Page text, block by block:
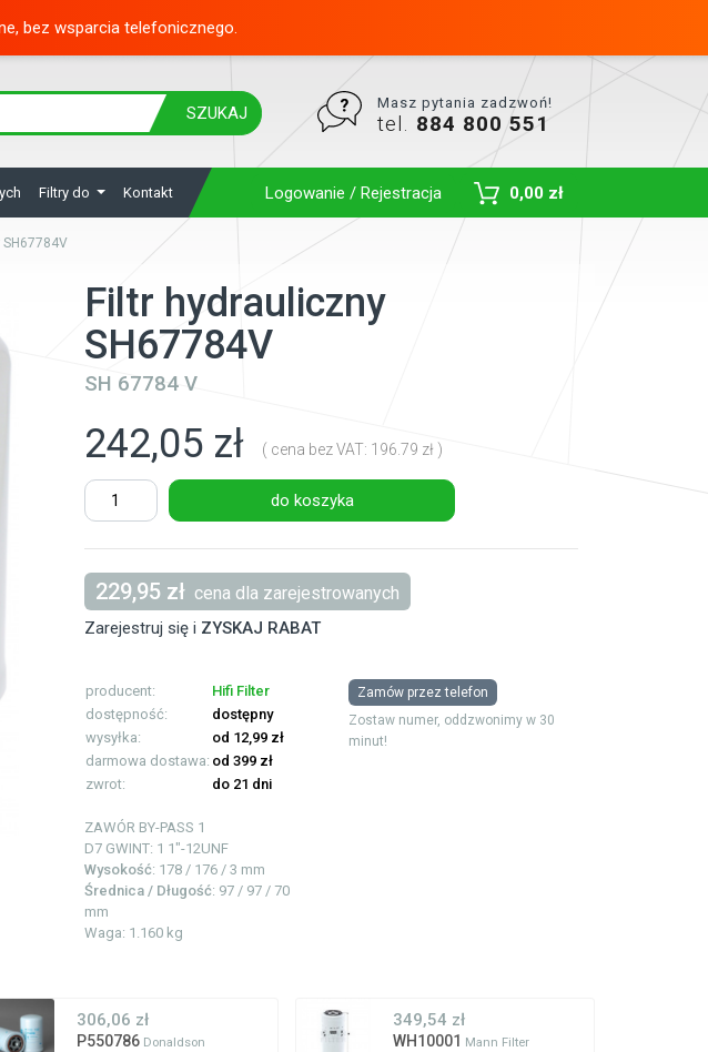
bez wsparcia telefonicznego.
SZUKAJ
Masz pytania zadzwoń!
tel. 884 800 551
Filtry do Kontakt Logowanie / Rejestracja 0,00 zł
SH67784V
Filtr hydrauliczny
SH67784V
SH 67784 V
242,05 zł ( cena bez VAT: 196.79 zł )
do koszyka
229,95 zł cena dla zarejestrowanych
Zarejestruj się i ZYSKAJ RABAT
producent:
Hifi Filter
dostępność:
dostępny
wysyłka:
od 12,99 zł
darmowa dostawa: od 399 zł
zwrot:
do 21 dni
ZAWÓR BY-PASS 1
D7 GWINT: 1 1"-12UNF
Wysokość: 178 / 176 / 3 mm
Średnica / Długość: 97 / 97 / 70
mm
Waga: 1.160 kg
Zamów przez telefon
Zostaw numer, oddzwonimy w 30
minut!
306,06 zł
P550786 Donaldson
349,54 zł
WH10001 Mann Filter